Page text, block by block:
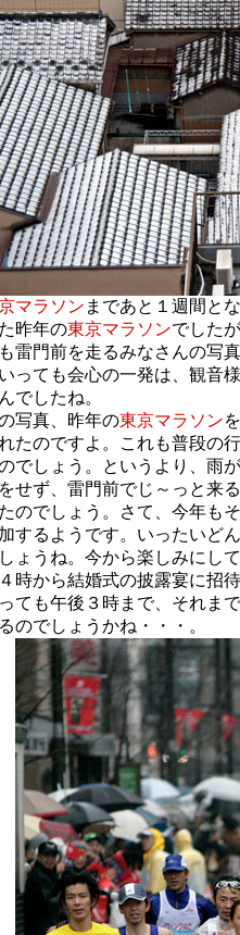
マラソン まであと１週間と
昨年の東京マラソンでした
雷門前を走るみなさんの写
っても会心の一発は、観音
でしたね。
真、昨年の東京マラソン
たのですよ。これも普段の
でしょう。というより、雨
せず、雷門前でじ～っと来
のでしょう。さて、今年も
するようです。いったいど
ょうね。今から楽しみにし
時から結婚式の披露宴に招
ても午後３時まで、それま
のでしょうかね・・・。